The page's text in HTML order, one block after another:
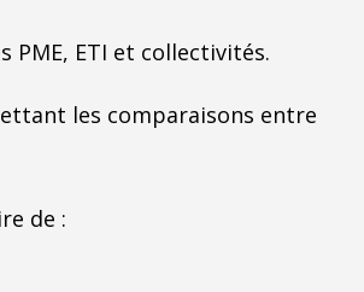
PME, ETI et collectivités.
les comparaisons entre
de :